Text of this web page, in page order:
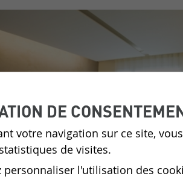
DE
votre navigation sur ce site,
de visites.
personnaliser l'utilisation des